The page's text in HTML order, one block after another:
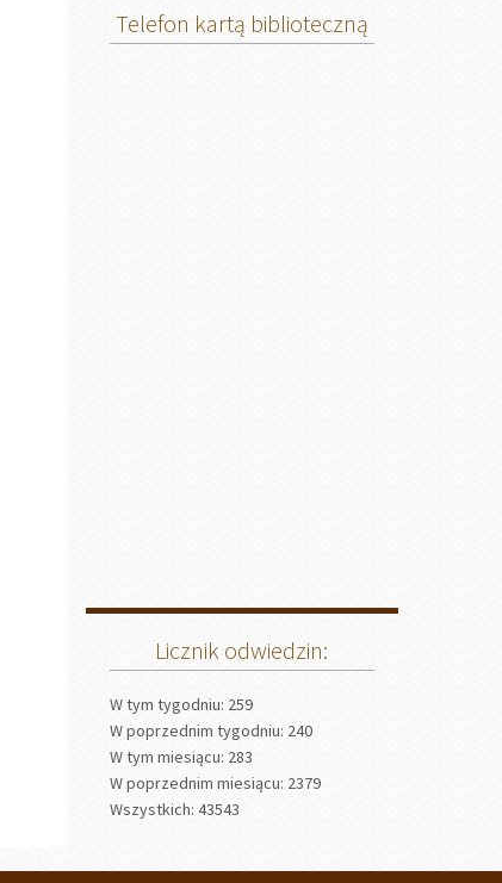
Telefon kartą biblioteczną
Licznik odwiedzin:
W tym tygodniu: 259
W poprzednim tygodniu: 240
W tym miesiącu: 283
W poprzednim miesiącu: 2379
Wszystkich: 43543